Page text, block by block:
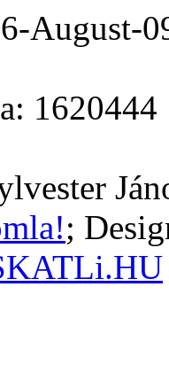
August-
1620444
;